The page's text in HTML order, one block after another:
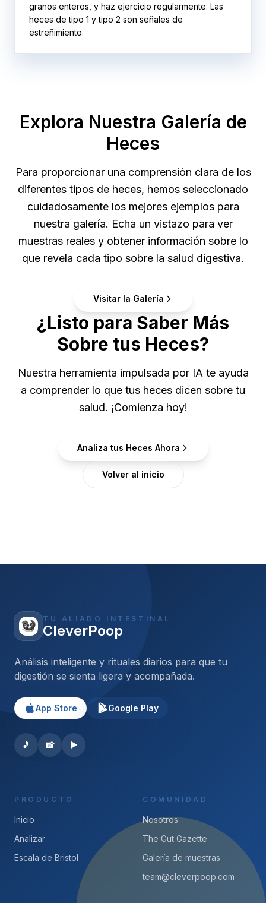
granos enteros, y haz ejercicio regularmente. Las
heces de tipo 1 y tipo 2 son señales de
estreñimiento.
Explora Nuestra Galería de
Heces
Para proporcionar una comprensión clara de los
diferentes tipos de heces, hemos seleccionado
cuidadosamente los mejores ejemplos para
nuestra galería. Echa un vistazo para ver
muestras reales y obtener información sobre lo
que revela cada tipo sobre la salud digestiva.
Visitar la Galería
¿Listo para Saber Más
Sobre tus Heces?
Nuestra herramienta impulsada por IA te ayuda
a comprender lo que tus heces dicen sobre tu
salud. ¡Comienza hoy!
Analiza tus Heces Ahora
Volver al inicio
TU ALIADO INTESTINAL
CleverPoop
Análisis inteligente y rituales diarios para que tu
digestión se sienta ligera y acompañada.
App Store Google Play
🎵 📸 ▶️
PRODUCTO
Inicio
Analizar
Escala de Bristol
COMUNIDAD
Nosotros
The Gut Gazette
Galería de muestras
team@cleverpoop.com